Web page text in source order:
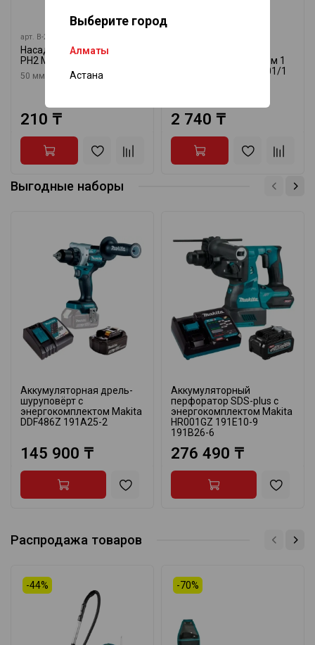
Выберите город
Алматы
Астана
арт. B-26571/1
Насадка для шуруповёрта
PH2 Makita B-26571/1
50 мм
210 ₸
шестигранная 5x25 мм 1
шт WERA 05057605001/1
2 740 ₸
Выгодные наборы
Аккумуляторная дрель-
шуруповёрт с
энергокомплектом Makita
DDF486Z 191A25-2
145 900 ₸
Аккумуляторный
перфоратор SDS-plus с
энергокомплектом Makita
HR001GZ 191E10-9
191B26-6
276 490 ₸
Распродажа товаров
-44% -70%